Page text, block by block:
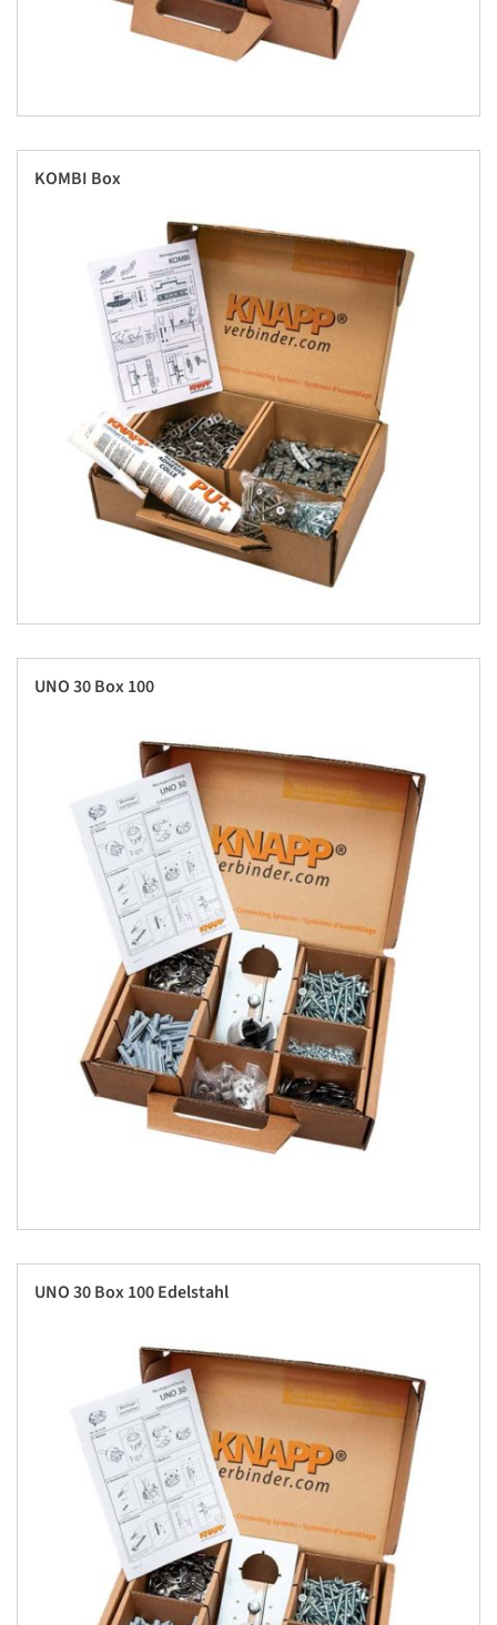
KOMBI Box
UNO 30 Box 100
UNO 30 Box 100 Edelstahl